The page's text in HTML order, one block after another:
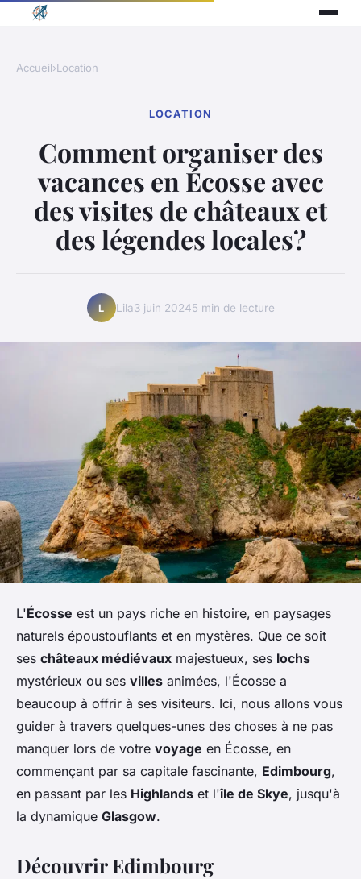
Accueil›Location
LOCATION
Comment organiser des
vacances en Écosse avec
des visites de châteaux et
des légendes locales?
L Lila3 juin 20245 min de lecture
L'Écosse est un pays riche en histoire, en paysages
naturels époustouflants et en mystères. Que ce soit
ses châteaux médiévaux majestueux, ses lochs
mystérieux ou ses villes animées, l'Écosse a
beaucoup à offrir à ses visiteurs. Ici, nous allons vous
guider à travers quelques-unes des choses à ne pas
manquer lors de votre voyage en Écosse, en
commençant par sa capitale fascinante, Edimbourg,
en passant par les Highlands et l'île de Skye, jusqu'à
la dynamique Glasgow.
Découvrir Edimbourg